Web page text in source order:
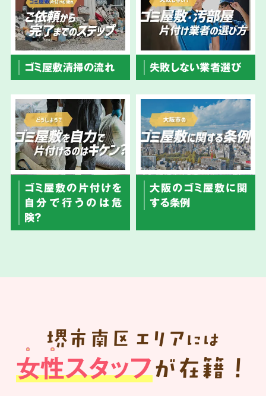
ゴミ屋敷清掃の流れ 失敗しない業者選び
ゴミ屋敷の片付けを
自分で行うのは危
険？
大阪のゴミ屋敷に関
する条例
堺市南区 エリア には
女性スタッフが在籍！